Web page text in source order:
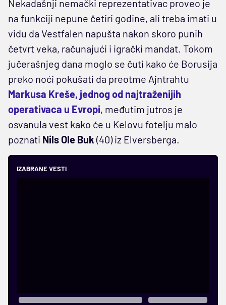
Nekadašnji nemački reprezentativac proveo je
na funkciji nepune četiri godine, ali treba imati u
vidu da Vestfalen napušta nakon skoro punih
četvrt veka, računajući i igrački mandat. Tokom
jučerašnjeg dana moglo se čuti kako će Borusija
preko noći pokušati da preotme Ajntrahtu
Markusa Kreše, jednog od najtraženijih
operativaca u Evropi, međutim jutros je
osvanula vest kako će u Kelovu fotelju malo
poznati Nils Ole Buk (40) iz Elversberga.
IZABRANE VESTI